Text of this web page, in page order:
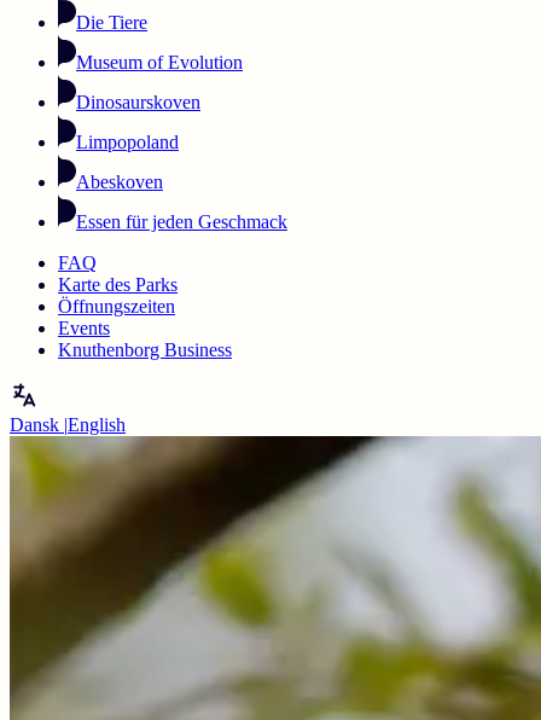
Die Tiere
Museum of Evolution
Dinosaurskoven
Limpopoland
Abeskoven
Essen für jeden Geschmack
FAQ
Karte des Parks
Öffnungszeiten
Events
Knuthenborg Business
Dansk |English